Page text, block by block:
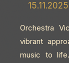
Orchestra
vibrant
music to